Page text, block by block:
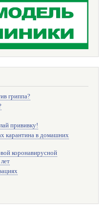
гриппа?
прививку!
карантина в домашних
коронавирусной